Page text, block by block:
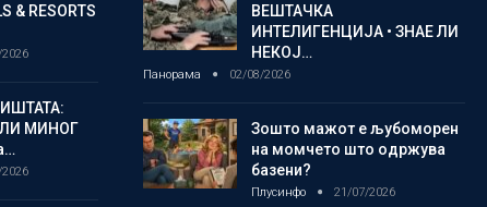
& RESORTS
МИНОГ
ВЕШТАЧКА
ИНТЕЛИГЕНЦИЈА • ЗНАЕ ЛИ
НЕКОЈ…
Панорама 02/08/2026
Зошто мажот е љубоморен
на момчето што одржува
базени?
Плусинфо 21/07/2026